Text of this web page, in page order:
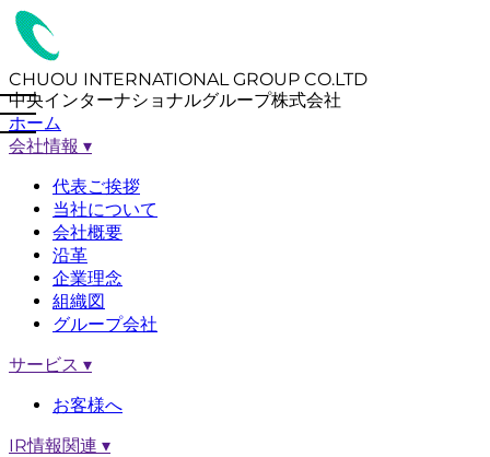
CHUOU INTERNATIONAL GROUP CO.LTD
中央インターナショナルグループ株式会社
ホーム
会社情報 ▾
代表ご挨拶
当社について
会社概要
沿革
企業理念
組織図
グループ会社
サービス ▾
お客様へ
IR情報関連 ▾